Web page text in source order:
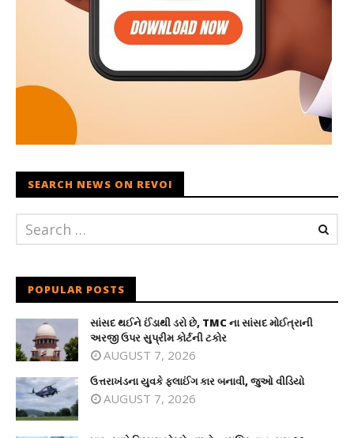
SEARCH NEWS ON REVOI
POPULAR POSTS
સાંસદ થઈને ઈંડાથી ડરો છે, TMC ના સાંસદ મોઈત્રાની
અરજી ઉપર સુપ્રીમ કોર્ટની ટકોર
AUGUST 7, 2026
ઉત્તરાખંડના યુવકે ફ્લાઈંગ કાર બનાવી, જુઓ વીડિયો
AUGUST 7, 2026